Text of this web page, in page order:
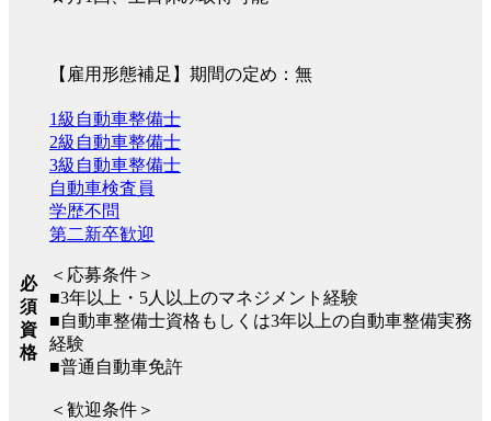
【雇用形態補足】期間の定め：無
必
須
資
格
1級自動車整備士
2級自動車整備士
3級自動車整備士
自動車検査員
学歴不問
第二新卒歓迎
＜応募条件＞
■3年以上・5人以上のマネジメント経験
■自動車整備士資格もしくは3年以上の自動車整備実務
経験
■普通自動車免許
＜歓迎条件＞